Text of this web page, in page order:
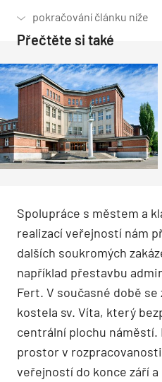
Přečtěte si také
Spolupráce s městem a
realizací veřejností nám
dalších soukromých
například přestavbu
Fert. V současné době se
kostela sv. Víta, který
centrální plochu
prostor v
veřejností do konce září